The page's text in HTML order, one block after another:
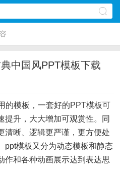
中国风PPT模板下载
的模板，一套好的PPT模板可
提升，大大增加可观赏性。同
清晰、逻辑更严谨，更方便处
ppt模板又分为动态模板和静态
作和各种动画展示达到表达思